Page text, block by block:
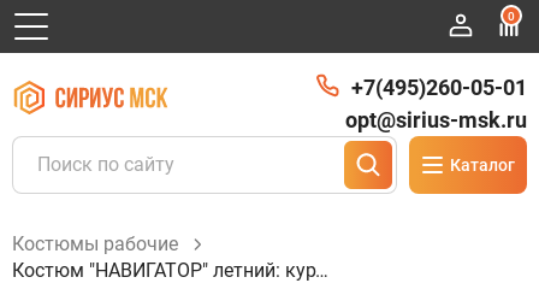
0
Каталог
+7(495)260-05-01
opt@sirius-msk.ru
Костюмы рабочие
Костюм "НАВИГАТОР" летний: куртка, п/комб. т.синий с васильковым и СОП Арт. 100542